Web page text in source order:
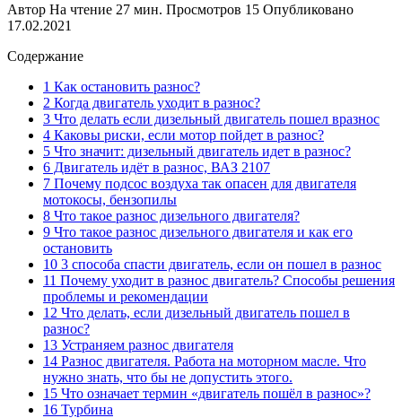
Автор На чтение 27 мин. Просмотров 15 Опубликовано
17.02.2021
Содержание
1 Как остановить разнос?
2 Когда двигатель уходит в разнос?
3 Что делать если дизельный двигатель пошел вразнос
4 Каковы риски, если мотор пойдет в разнос?
5 Что значит: дизельный двигатель идет в разнос?
6 Двигатель идёт в разнос, ВАЗ 2107
7 Почему подсос воздуха так опасен для двигателя
мотокосы, бензопилы
8 Что такое разнос дизельного двигателя?
9 Что такое разнос дизельного двигателя и как его
остановить
10 3 способа спасти двигатель, если он пошел в разнос
11 Почему уходит в разнос двигатель? Способы решения
проблемы и рекомендации
12 Что делать, если дизельный двигатель пошел в
разнос?
13 Устраняем разнос двигателя
14 Разнос двигателя. Работа на моторном масле. Что
нужно знать, что бы не допустить этого.
15 Что означает термин «двигатель пошёл в разнос»?
16 Турбина